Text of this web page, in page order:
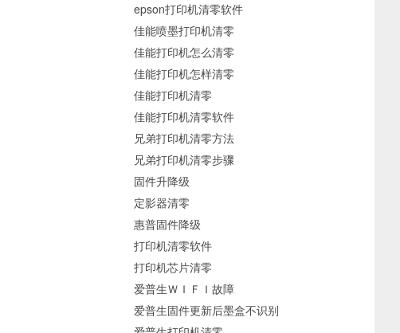
epson打印机清零软件
佳能喷墨打印机清零
佳能打印机怎么清零
佳能打印机怎样清零
佳能打印机清零
佳能打印机清零软件
兄弟打印机清零方法
兄弟打印机清零步骤
固件升降级
定影器清零
惠普固件降级
打印机清零软件
打印机芯片清零
爱普生ＷＩＦＩ故障
爱普生固件更新后墨盒不识别